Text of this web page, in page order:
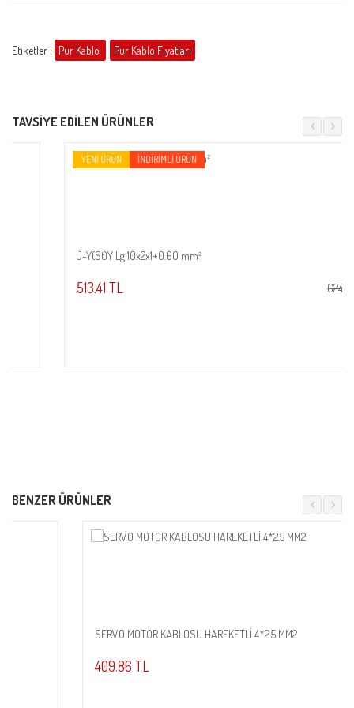
Etiketler : Pur Kablo Pur Kablo Fiyatları
TAVSIYE EDILEN ÜRÜNLER
Sepete Ekle
İNDIRIMLI ÜRÜN
J-Y(St)Y Lg 10x2x1+0.60 mm²
62469.36 TL
BENZER ÜRÜNLER
Sepete Ekle
SERVO MOTOR KABLOSU HAREKETLİ 4*2.5 MM2